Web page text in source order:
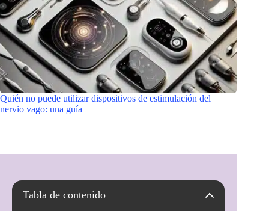
Quién no puede utilizar dispositivos de estimulación del
nervio vago: una guía
Tabla de contenido